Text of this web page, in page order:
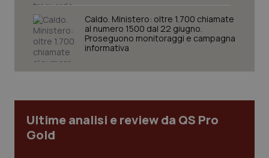
Caldo. Ministero: oltre 1.700 chiamate
al numero 1500 dal 22 giugno.
Proseguono monitoraggi e campagna
informativa
Ultime analisi e review da QS Pro
Gold